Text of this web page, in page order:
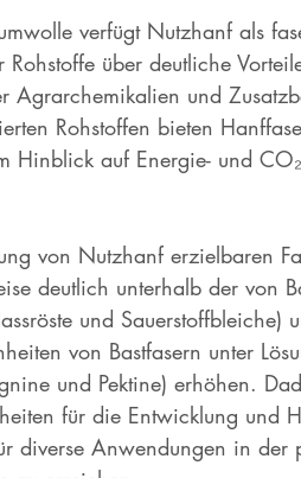
verfügt Nutzhanf als
über deutliche
Agrarchemikalien und
Rohstoffen bieten
Hinblick auf Energie- und
von Nutzhanf erzielbaren
deutlich unterhalb der von
und Sauerstoffbleiche)
von Bastfasern unter
und Pektine) erhöhen.
für die Entwicklung und
diverse Anwendungen in